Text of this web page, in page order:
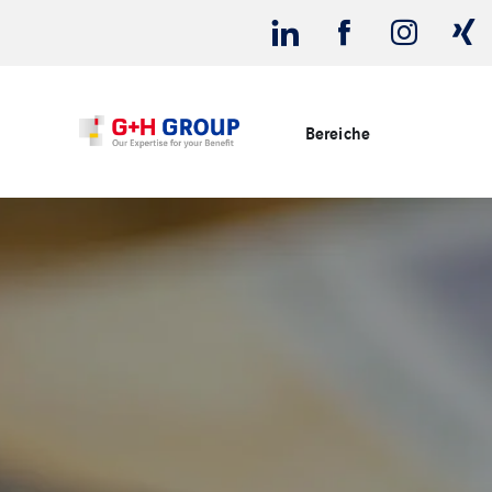
Bereiche